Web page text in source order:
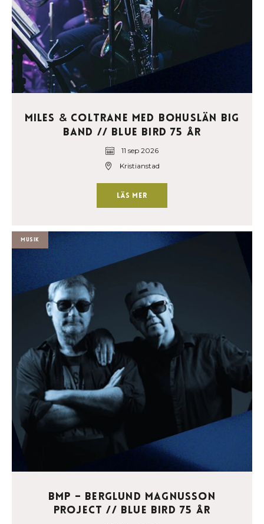
Miles & Coltrane med Bohuslän Big
Band // Blue Bird 75 år
11 sep 2026
Kristianstad
Läs mer
Musik
BMP – Berglund Magnusson
Project // Blue Bird 75 år